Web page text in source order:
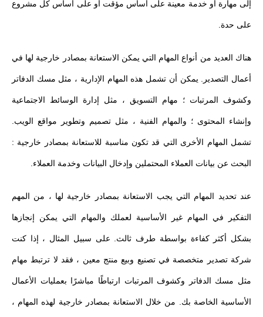
إلى مهارة أو خدمة معينة على أساس مؤقت أو على أساس كل مشروع
على حدة.
هناك العديد من أنواع المهام التي يمكن الاستعانة بمصادر خارجية لها في
أعمال التصدير. يمكن أن تشمل هذه المهام الإدارية ، مثل مسك الدفاتر
وكشوف المرتبات ؛ مهام التسويق ، مثل إدارة الوسائط الاجتماعية
وإنشاء المحتوى ؛ والمهام الفنية ، مثل تصميم وتطوير مواقع الويب.
تشمل المهام الأخرى التي قد تكون مناسبة للاستعانة بمصادر خارجية :
البحث عن بيانات العملاء المحتملين وإدخال البيانات وخدمة العملاء.
عند تحديد المهام التي يجب الاستعانة بمصادر خارجية لها ، من المهم
التفكير في المهام غير الأساسية لعملك والمهام التي يمكن إنجازها
بشكل أكثر كفاءة بواسطة طرف ثالث. على سبيل المثال ، إذا كنت
شركة تصدير متخصصة في تصنيع وبيع منتج معين ، فقد لا ترتبط مهام
مثل مسك الدفاتر وكشوف المرتبات ارتباطًا مباشرًا بعمليات الأعمال
الأساسية الخاصة بك. من خلال الاستعانة بمصادر خارجية لهذه المهام ،